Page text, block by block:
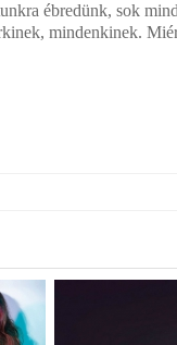
ébredünk, sok
mindenkinek.